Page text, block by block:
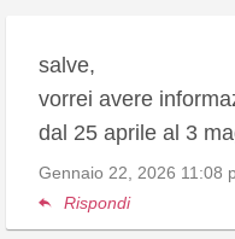
salve,
vorrei avere
dal 25 aprile al 3
Gennaio 22, 2026 11:08
Rispondi